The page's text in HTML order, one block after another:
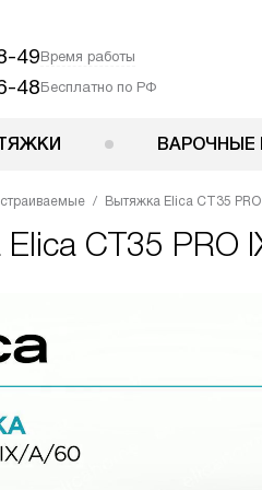
49Время работы
48Бесплатно по РФ
ВАРОЧНЫЕ
Вытяжка Elica CT35
Elica CT35 PRO